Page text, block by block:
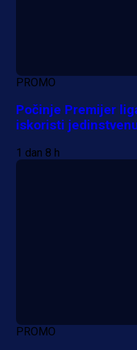
PROMO
Počinje Premijer
iskoristi
1 dan 8 h
PROMO